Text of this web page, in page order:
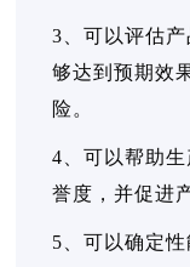
3、可以评估
够达到预期效
险。
4、可以帮助
誉度，并促进
5、可以确定